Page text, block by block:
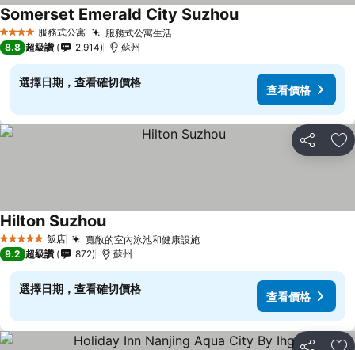
4 星級 服務式公寓 服務式公寓生活
Somerset Emerald City Suzhou
8.8 超級讚 2,914 蘇州
選擇日期，查看確切價格
查看價格
分享 加
5 星級 飯店 寬敞的室內泳池和健康設施
Hilton Suzhou
9.2 超級讚 872 蘇州
選擇日期，查看確切價格
查看價格